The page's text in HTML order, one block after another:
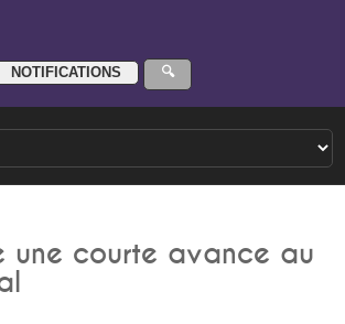
une courte avance au